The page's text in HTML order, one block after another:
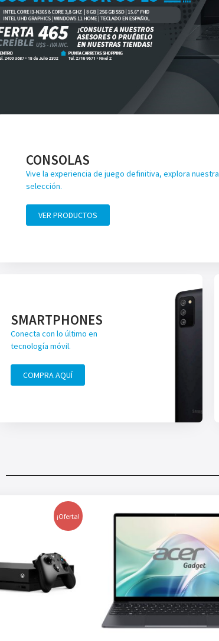
CONSOLAS
Vive la experiencia de juego definitiva, explora nuestra
selección.
VER PRODUCTOS
SMARTPHONES
Conecta con lo último en
tecnología móvil.
COMPRA AQUÍ
¡Oferta!